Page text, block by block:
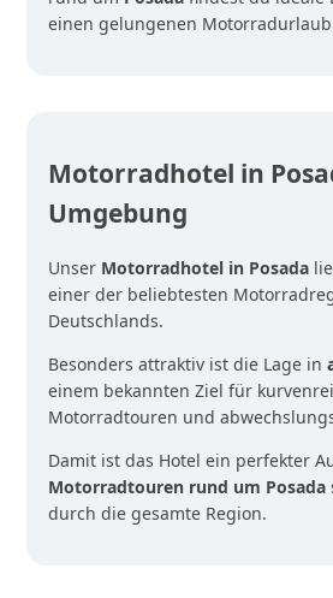
einen gelungenen
Motorradhotel in
Umgebung
Unser Motorradhotel in Posada
einer der beliebtesten
Deutschlands.
Besonders attraktiv ist die Lage in
einem bekannten Ziel für
Motorradtouren und
Damit ist das Hotel ein perfekter
Motorradtouren rund um Posada
durch die gesamte Region.